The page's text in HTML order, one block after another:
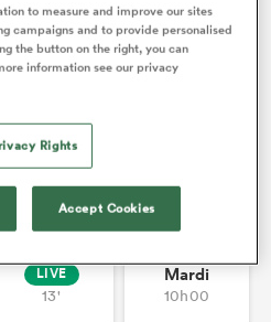
LIVE
13'
Mardi
10h00
to measure and improve our sites
campaigns and to provide personalised
the button on the right, you can
information see our privacy
Rights
Accept Cookies